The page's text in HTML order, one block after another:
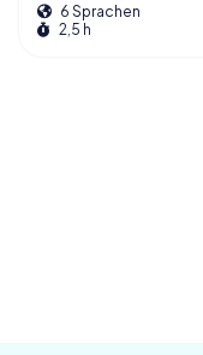
6 Sprachen
2,5 h